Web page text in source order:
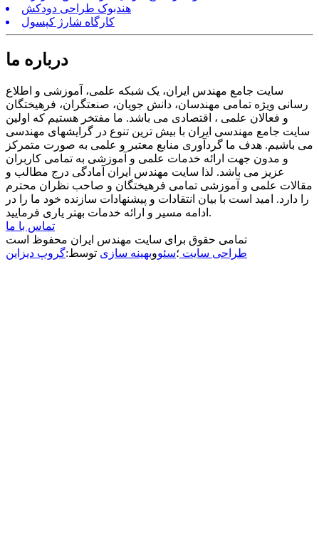
هندبوک طراحی دودکش
کارگاه شارژ کپسول
درباره ما
سایت جامع مهندس ایران، یک شبکه علمی، آموزشی و اطلاع
رسانی ویژه تمامی مهندسان، دانش جویان، صنعتگران، فرهیختگان
و فعالان علمی ، اقتصادی می باشد. ما مفتخر هستیم که اولین
سایت جامع مهندسی ایران با بیش ترین تنوع در گرایشهای مهندسی
می باشیم. هدف ما گردآوری منابع معتبر و علمی به صورت متمرکز
و مدون جهت ارائه خدمات علمی و آموزشی به تمامی کاربران
عزیز می باشد. لذا سایت مهندس ایران آمادگی درج مطالب و
مقالات علمی و آموزشی تمامی فرهیختگان و صاحب نظران محترم
را دارد. امید است با بیان انتقادات و پیشنهادات سازنده خود ما را در
ادامه مسیر و ارائه خدمات بهتر یاری فرمایید.
تماس با ما
تمامی حقوق برای سایت مهندس ایران محفوظ است
طراحی سایت ؛سئووبهینه سازی توسط:گروپ دیزاین